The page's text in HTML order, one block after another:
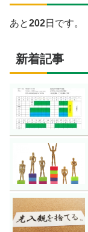
あと202日です。
新着記事